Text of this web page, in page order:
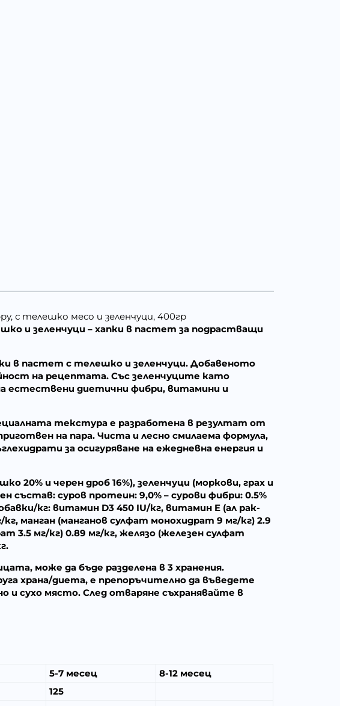
с телешко месо и зеленчуци, 400гр
и зеленчуци – хапки в пастет за подрастващи
в пастет с телешко и зеленчуци. Добавеното
на рецептата. Със зеленчуците като
естествени диетични фибри, витамини и
текстура е разработена в резултат от
на пара. Чиста и лесно смилаема формула,
за осигуряване на ежедневна енергия и
20% и черен дроб 16%), зеленчуци (моркови, грах и
състав: суров протеин: 9,0% – сурови фибри: 0.5%
кг: витамин D3 450 IU/кг, витамин E (ал рак-
манган (манганов сулфат монохидрат 9 мг/кг) 2.9
3.5 мг/кг) 0.89 мг/кг, желязо (железен сулфат
може да бъде разделена в 3 хранения.
храна/диета, е препоръчително да въведете
и сухо място. След отваряне съхранявайте в
5-7 месец
8-12 месец
125